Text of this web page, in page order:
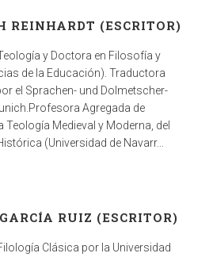
REINHARDT (ESCRITOR)
y Doctora en Filosofía y
de la Educación). Traductora
el Sprachen- und Dolmetscher-
Agregada de
Teología Medieval y Moderna, del
(Universidad de Navarr...
RUIZ (ESCRITOR)
Clásica por la Universidad